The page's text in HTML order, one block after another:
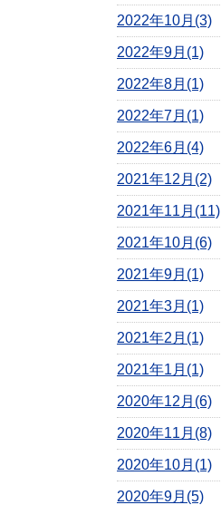
2022年10月(3)
2022年9月(1)
2022年8月(1)
2022年7月(1)
2022年6月(4)
2021年12月(2)
2021年11月(11)
2021年10月(6)
2021年9月(1)
2021年3月(1)
2021年2月(1)
2021年1月(1)
2020年12月(6)
2020年11月(8)
2020年10月(1)
2020年9月(5)